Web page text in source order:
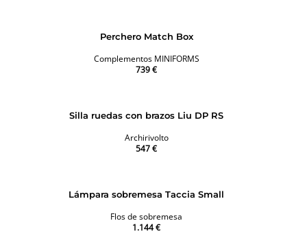
Perchero Match Box
Complementos MINIFORMS
739 €
Silla ruedas con brazos Liu DP RS
Archirivolto
547 €
Lámpara sobremesa Taccia Small
Flos de sobremesa
1.144 €